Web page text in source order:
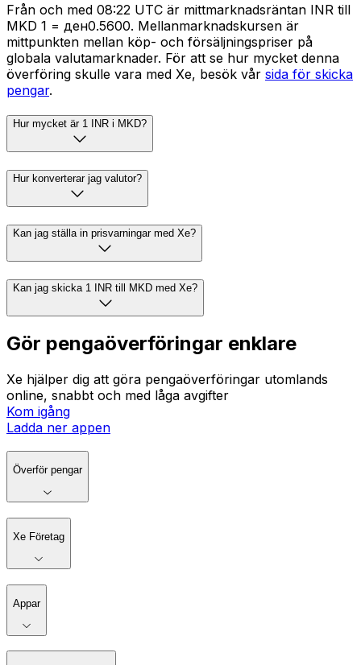
Från och med 08:22 UTC är mittmarknadsräntan INR till
MKD ₹1 = ден0.5600. Mellanmarknadskursen är
mittpunkten mellan köp- och försäljningspriser på
globala valutamarknader. För att se hur mycket denna
överföring skulle vara med Xe, besök vår sida för skicka
pengar.
Hur mycket är 1 INR i MKD?
Hur konverterar jag valutor?
Kan jag ställa in prisvarningar med Xe?
Kan jag skicka 1 INR till MKD med Xe?
Gör pengaöverföringar enklare
Xe hjälper dig att göra pengaöverföringar utomlands
online, snabbt och med låga avgifter
Kom igång
Ladda ner appen
Överför pengar
Xe Företag
Appar